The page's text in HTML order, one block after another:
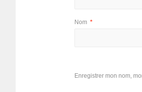
Nom *
Enregistrer mon nom,